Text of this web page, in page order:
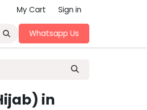
My Cart Sign in
Whatsapp Us
in